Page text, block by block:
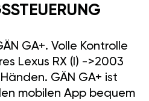
GA+. Volle Kontrolle
Lexus RX (I) ->2003
GÄN GA+ ist
mobilen App bequem